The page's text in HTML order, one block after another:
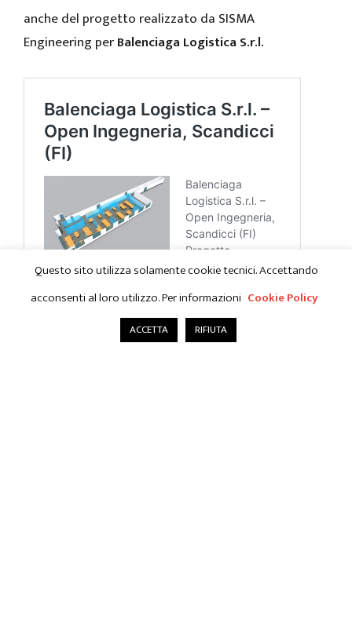
anche del progetto realizzato da SISMA
Engineering perBalenciaga Logistica S.r.l.
Questo sito utilizza solamente cookie tecnici. Accettando
acconsenti al loro utilizzo. Per informazioni Cookie Policy
ACCETTA RIFIUTA